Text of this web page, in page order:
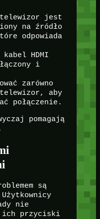
telewizor jest
na źródło
odpowiada
HDMI
i
zarówno
aby
połączenie.
pomagają
są
Użytkownicy
nie
ich przyciski